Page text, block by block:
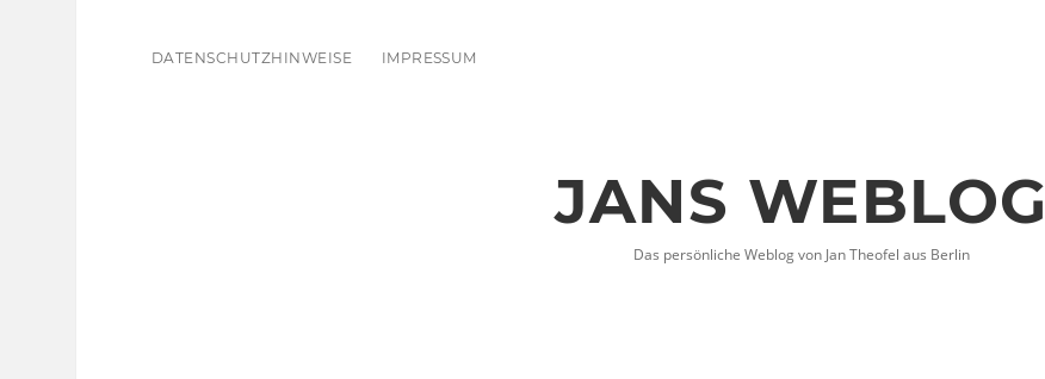
DATENSCHUTZHINWEISE IMPRESSUM
JANS WEBLOG
Das persönliche Weblog von Jan Theofel aus Berlin